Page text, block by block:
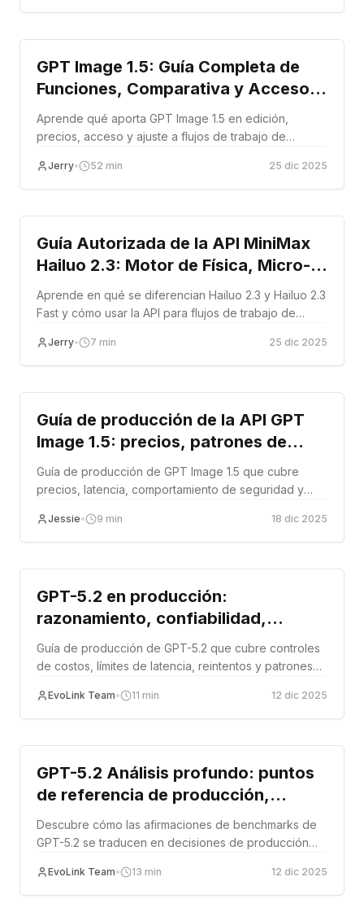
Tutorial
GPT Image 1.5: Guía Completa de
Funciones, Comparativa y Acceso
(2026)
Aprende qué aporta GPT Image 1.5 en edición,
precios, acceso y ajuste a flujos de trabajo de
Jerry• 52 min 25 dic 2025
Tutorial
Guía Autorizada de la API MiniMax
Hailuo 2.3: Motor de Física, Micro-
Expresiones y Modo Rápido en
Producción
Aprende en qué se diferencian Hailuo 2.3 y Hailuo 2.3
Fast y cómo usar la API para flujos de trabajo de
Jerry• 7 min 25 dic 2025
Tutorial
Guía de producción de la API GPT
Image 1.5: precios, patrones de
latencia y arquitectura de escalado
Guía de producción de GPT Image 1.5 que cubre
precios, latencia, comportamiento de seguridad y
Jessie• 9 min 18 dic 2025
Tutorial
GPT-5.2 en producción:
razonamiento, confiabilidad,
precios y diseño de sistemas del
mundo real
Guía de producción de GPT-5.2 que cubre controles
de costos, límites de latencia, reintentos y patrones
EvoLink Team• 11 min 12 dic 2025
Tutorial
GPT-5.2 Análisis profundo: puntos
de referencia de producción,
migración de API y análisis de
costos
Descubre cómo las afirmaciones de benchmarks de
GPT-5.2 se traducen en decisiones de producción
EvoLink Team• 13 min 12 dic 2025
Tutorial